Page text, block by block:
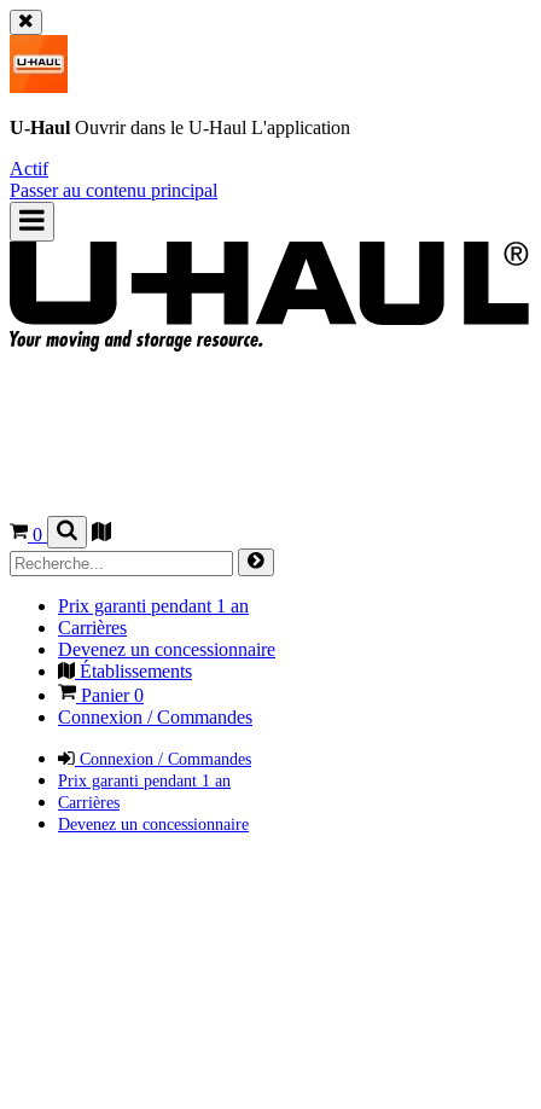
U-Haul Ouvrir dans le U-Haul L'application
Actif
Passer au contenu principal
0
Prix garanti pendant 1 an
Carrières
Devenez un concessionnaire
Établissements
Panier0
Connexion / Commandes
Connexion / Commandes
Prix garanti pendant 1 an
Carrières
Devenez un concessionnaire